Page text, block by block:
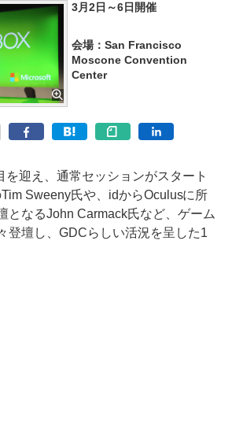
3月2日～6日開催
会場：San Francisco
Moscone Convention
Center
迎え、通常セッションがスタート
Sweeny氏や、idからOculusに所
となるJohn Carmack氏など、ゲーム
登壇し、GDCらしい活況を呈した1